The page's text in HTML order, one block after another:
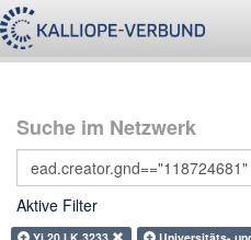
Suche im Netzwerk
Aktive Filter